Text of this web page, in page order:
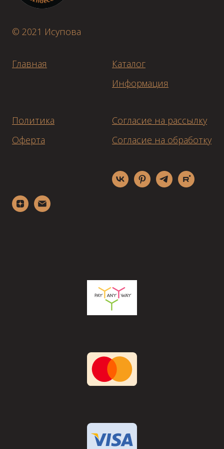
© 2021 Исупова
Главная
Каталог
Информация
Политика
Оферта
Согласие на рассылку
Согласие на обработку